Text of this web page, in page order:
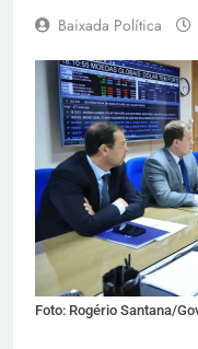
Baixada Política
Foto: Rogério Santana/